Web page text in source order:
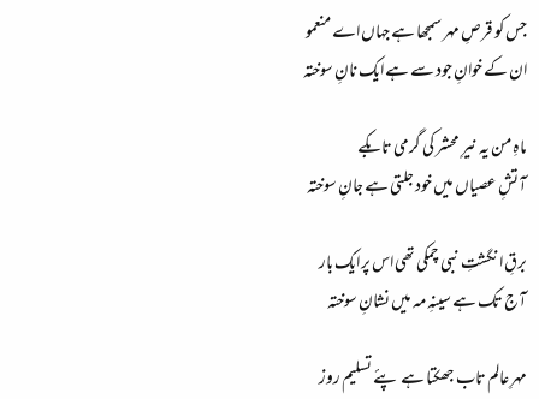
جس کو قرصِ مہر سمجھا ہے جہاں اے منعمو
ان کے خوانِ جود سے ہے ایک نانِ سوختہ
ماہِ من یہ نیرِ محشر کی گرمی تابکے
آتشِ عصیاں میں خود جلتی ہے جانِ سوختہ
برقِ انگشتِ نبی چمکی تھی اس پر ایک بار
آج تک ہے سینہِ مہ میں نشانِ سوختہ
مہرِ عالم تاب جھکتا ہے پئے تسلیم روز